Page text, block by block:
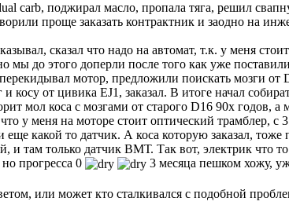
carb, поджирал масло, пропала тяга, решил
проще заказать контрактник и заодно на
сказал что надо на автомат, т.к. у меня стоит
до этого доперли после того как уже поставили
мотор, предложили поискать мозги от
от цивика EJ1, заказал. В итоге начал
мол коса с мозгами от старого D16 90х годов, а
у меня на моторе стоит оптический трамблер, с 3
какой то датчик. А коса которую заказал, тоже
и там только датчик ВМТ. Так вот, электрик что то
прогресса 0
3 месяца пешком хожу,
или может кто сталкивался с подобной